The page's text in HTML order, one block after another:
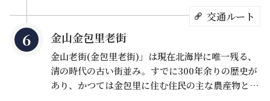
酸性硫黄泉、酸性塩化物泉、弱酸性硫黄塩泉、そし
てユニークな「海底温泉」があります。海底温泉が
ある国は世界に11ありますが、そのうちの一つがこ
こであり、さらには海の景色と温泉を楽しみたいと
いう2つの要求が一度に叶えられる場所でもありま
す。泉質はやや酸性で、肌に潤いを与えるだけでな
交通ルート
金山金包里老街
金山老街(金包里老街)」は現在北海岸に唯一残る、
清の時代の古い街並み。すでに300年余りの歴史が
あり、かつては金包里に住む住民の主な農産物と漁